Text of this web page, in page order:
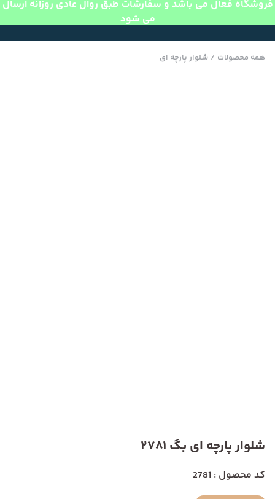
فروشگاه فعال می باشد و سفارشات طبق روال عادی روزانه ارسال
می شود
همه محصولات / شلوار پارچه ای
شلوار پارچه ای بگ 2781
کد محصول : 2781